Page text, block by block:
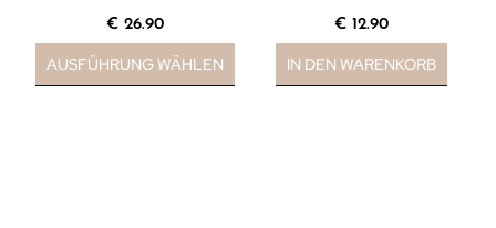
€ 26.90
AUSFÜHRUNG WÄHLEN
€12.90
IN DEN WARENKORB